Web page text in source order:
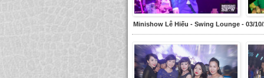
Minishow Lê Hiếu - Swing Lounge - 03/10/